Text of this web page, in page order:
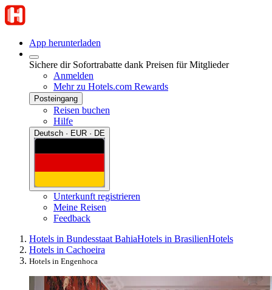
App herunterladen
Sichere dir Sofortrabatte dank Preisen für Mitglieder
Anmelden
Mehr zu Hotels.com Rewards
Posteingang
Reisen buchen
Hilfe
Deutsch · EUR · DE
Unterkunft registrieren
Meine Reisen
Feedback
Hotels in Bundesstaat BahiaHotels in BrasilienHotels
Hotels in Cachoeira
Hotels in Engenhoca